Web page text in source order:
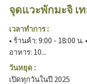
จุดแวะพักมะจิ เ
เวลาทำการ :
• ร้านค้า: 9:00 - 18:00 น
อาหาร: 10...
วันหยุด :
เปิดทุกวันในปี 2025